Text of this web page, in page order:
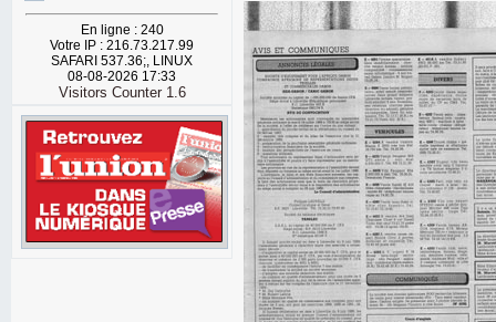
En ligne : 240
Votre IP : 216.73.217.99
SAFARI 537.36;, LINUX
08-08-2026 17:33
Visitors Counter 1.6